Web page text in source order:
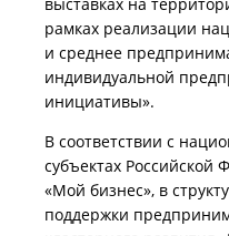
выставках на
рамках реализа­ции
и среднее
индивиду­аль­ной
инициативы».
В соответствии с
субъектах
«Мой бизнес», в
поддержки